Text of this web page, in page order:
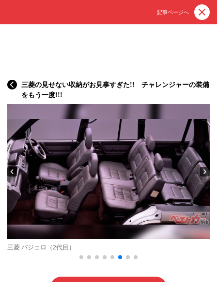
記事ページへ
三菱の見せない収納がお見事すぎた!! チャレンジャーの装備
をもう一度!!!
三菱 パジェロ（2代目）